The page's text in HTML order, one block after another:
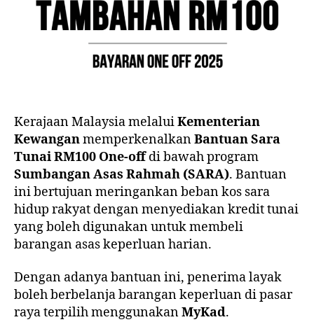
Kerajaan Malaysia melaluiKementerian
KewanganmemperkenalkanBantuan Sara
Tunai RM100 One-offdi bawah program
Sumbangan Asas Rahmah (SARA). Bantuan
ini bertujuan meringankan beban kos sara
hidup rakyat dengan menyediakan kredit tunai
yang boleh digunakan untuk membeli
barangan asas keperluan harian.
Dengan adanya bantuan ini, penerima layak
boleh berbelanja barangan keperluan di pasar
raya terpilih menggunakanMyKad.